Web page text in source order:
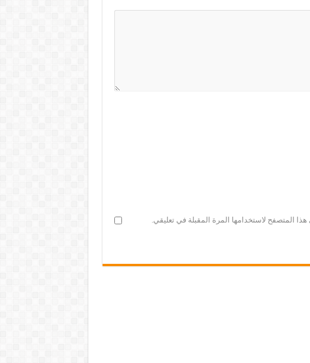
المتصفح لاستخدامها المرة المقبلة في تعليقي.